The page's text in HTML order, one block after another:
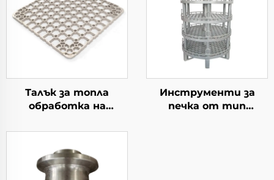
Талък за топла
обработка на
Инструменти за
печка от тип